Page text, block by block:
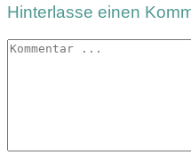
Hinterlasse einen